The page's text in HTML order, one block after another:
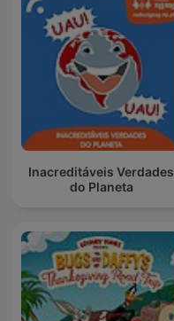
Inacreditáveis Verdades
do Planeta